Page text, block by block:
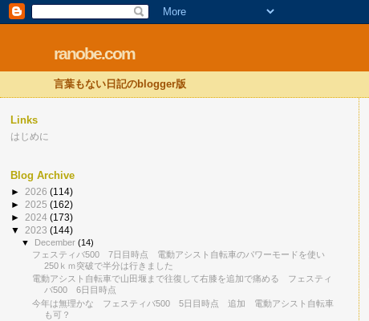
ranobe.com
言葉もない日記のblogger版
Links
はじめに
Blog Archive
► 2026 (114)
► 2025 (162)
► 2024 (173)
▼ 2023 (144)
▼ December(14)
フェスティバ500 7日目時点 電動アシスト自転車のパワーモードを使い
250ｋｍ突破で半分は行きました
電動アシスト自転車で山田堰まで往復して右膝を追加で痛める フェスティ
バ500 6日目時点
今年は無理かな フェスティバ500 5日目時点 追加 電動アシスト自転車
も可？